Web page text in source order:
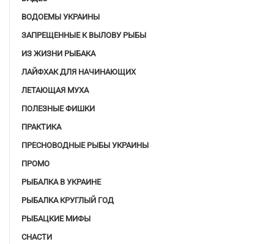
ВОДОЕМЫ УКРАИНЫ
ЗАПРЕЩЕННЫЕ К ВЫЛОВУ РЫБЫ
ИЗ ЖИЗНИ РЫБАКА
ЛАЙФХАК ДЛЯ НАЧИНАЮЩИХ
ЛЕТАЮЩАЯ МУХА
ПОЛЕЗНЫЕ ФИШКИ
ПРАКТИКА
ПРЕСНОВОДНЫЕ РЫБЫ УКРАИНЫ
ПРОМО
РЫБАЛКА В УКРАИНЕ
РЫБАЛКА КРУГЛЫЙ ГОД
РЫБАЦКИЕ МИФЫ
СНАСТИ